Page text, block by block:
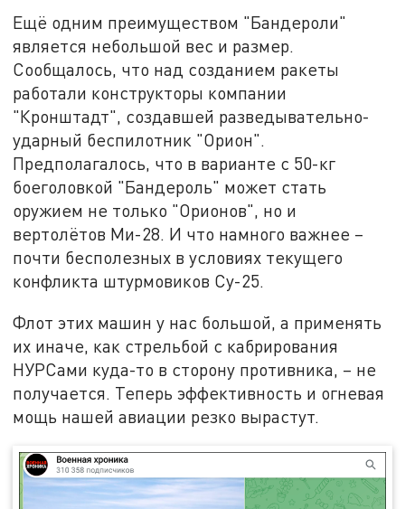
Ещё одним преимуществом "Бандероли"
является небольшой вес и размер.
Сообщалось, что над созданием ракеты
работали конструкторы компании
"Кронштадт", создавшей разведывательно-
ударный беспилотник "Орион".
Предполагалось, что в варианте с 50-кг
боеголовкой "Бандероль" может стать
оружием не только "Орионов", но и
вертолётов Ми-28. И что намного важнее –
почти бесполезных в условиях текущего
конфликта штурмовиков Су-25.
Флот этих машин у нас большой, а применять
их иначе, как стрельбой с кабрирования
НУРСами куда-то в сторону противника, – не
получается. Теперь эффективность и огневая
мощь нашей авиации резко вырастут.